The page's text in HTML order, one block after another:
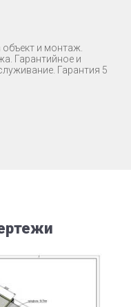
и монтаж.
Гарантийное и
Гарантия 5